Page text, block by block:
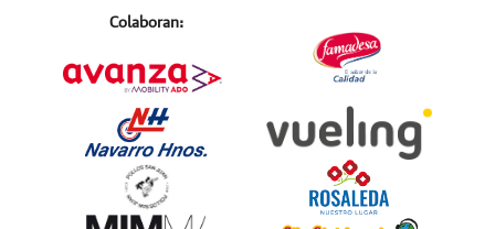
Colaboran: